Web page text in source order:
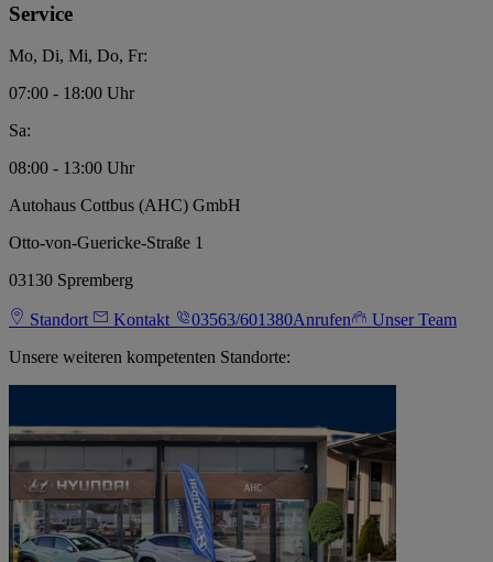
Service
Mo, Di, Mi, Do, Fr:
07:00 - 18:00 Uhr
Sa:
08:00 - 13:00 Uhr
Autohaus Cottbus (AHC) GmbH
Otto-von-Guericke-Straße 1
03130 Spremberg
Standort Kontakt 03563/601380Anrufen
Unser Team
Unsere weiteren kompetenten Standorte: